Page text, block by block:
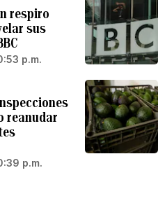
respiro
sus
p.m.
reanudar
p.m.